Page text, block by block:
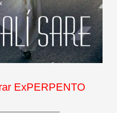
ExPERPENTO